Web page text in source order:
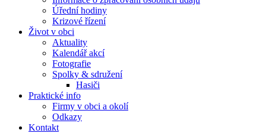
Úřední hodiny
Krizové řízení
Život v obci
Aktuality
Kalendář akcí
Fotografie
Spolky & sdružení
Hasiči
Praktické info
Firmy v obci a okolí
Odkazy
Kontakt